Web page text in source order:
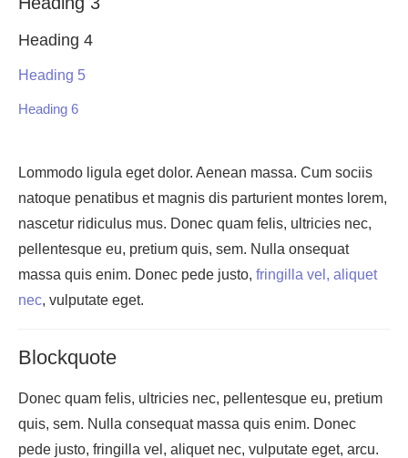
Heading 4
Heading 5
Heading 6
Lommodo ligula eget dolor. Aenean massa. Cum sociis
natoque penatibus et magnis dis parturient montes lorem,
nascetur ridiculus mus. Donec quam felis, ultricies nec,
pellentesque eu, pretium quis, sem. Nulla onsequat
massa quis enim. Donec pede justo, fringilla vel, aliquet
nec, vulputate eget.
Blockquote
Donec quam felis, ultricies nec, pellentesque eu, pretium
quis, sem. Nulla consequat massa quis enim. Donec
pede justo, fringilla vel, aliquet nec, vulputate eget, arcu.